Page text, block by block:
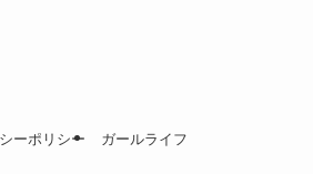
ーポリシー ガールライフ